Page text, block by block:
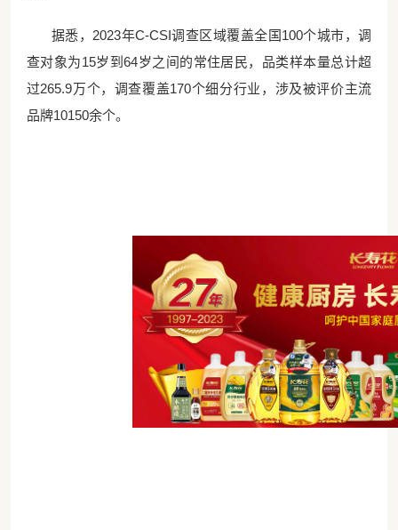
据悉， 2023年C-CSI调查区域覆盖全国100个城市，调
查对象为15岁到64岁之间的常住居民，品类样本量总计超
过265.9万个，调查覆盖170个细分行业，涉及被评价主流
品牌10150余个。